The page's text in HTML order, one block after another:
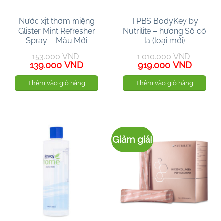
Nước xịt thơm miệng
Glister Mint Refresher
Spray – Mẫu Mới
153.000VND
Giá
gốc
là:
153.000 VND.
139.000 VNDGiá
hiện
tại
là:
Thêm vào giỏ hàng
TPBS BodyKey by
Nutrilite – hương Sô cô
la (loại mới)
1.010.000VND
Giá
gốc
là:
1.010.000 VND.
919.000 VNDGiá
hiện
tại
là:
Thêm vào giỏ hàng
Giảm giá!